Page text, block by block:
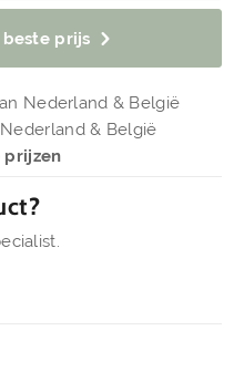
prijs
Nederland & België
& België
prijzen